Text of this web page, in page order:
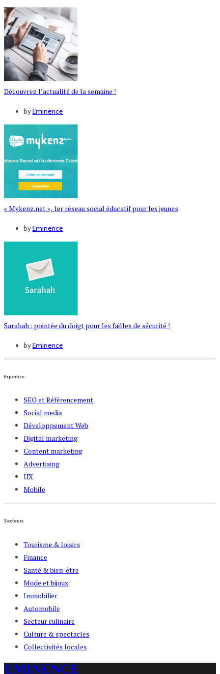
Découvrez l’actualité de la semaine !
byEminence
« Mykenz.net », 1er réseau social éducatif pour les jeunes
byEminence
Sarahah : pointée du doigt pour les failles de sécurité !
byEminence
Expertise
SEO et Référencement
Social media
Développement Web
Digital marketing
Content marketing
Advertising
UX
Mobile
Secteurs
Tourisme & loisirs
Finance
Santé & bien-être
Mode et bijoux
Immobilier
Automobile
Secteur culinaire
Culture & spectacles
Collectivités locales
EMINENCE